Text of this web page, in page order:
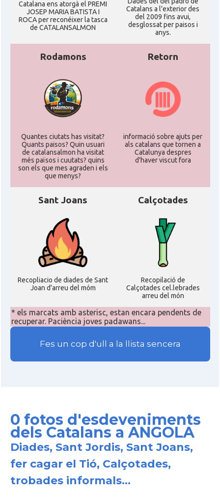
Catalana ens atorgà el PREMI
JOSEP MARIA BATISTA I
ROCA per reconéixer la tasca
de CATALANSALMON
Catalans a l'exterior des
del 2009 fins avui,
desglossat per paisos i
anys.
Rodamons
Quantes ciutats has visitat?
Quants paisos? Quin usuari
de catalansalmon ha visitat
més països i cuutats? quins
son els que mes agraden i els
que menys?
Retorn
informació sobre ajuts per
als catalans que tornen a
Catalunya despres
d'haver viscut fora
Sant Joans
Recopliacio de diades de Sant
Joan d'arreu del móm
Calçotades
Recopilació de
Calçotades cel.lebrades
arreu del món
* els marcats amb asterisc, estan encara pendents de
recuperar. Paciència joves padawans...
Fes un cop d'ull a la llista sencera
0 fotos d'esdeveniments
dels Catalans a ANGOLA
Diades, Sant Jordis, Sant Joans,
fer cagar el Tió, Calçotades,
trobades informals...